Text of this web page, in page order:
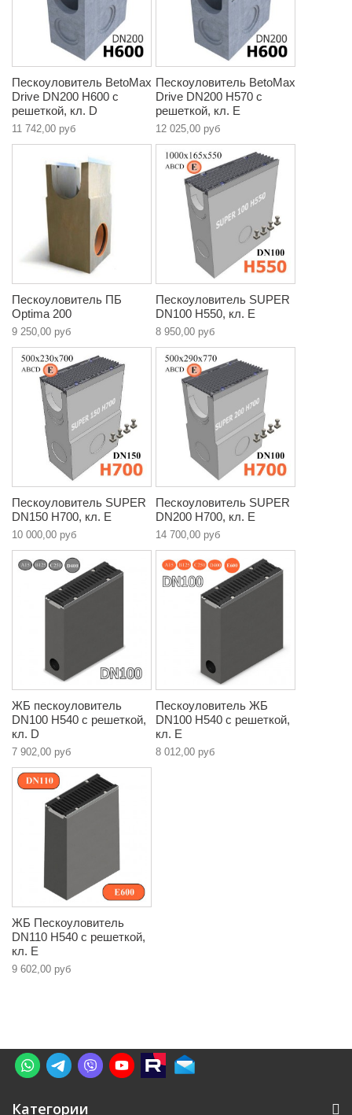
Пескоуловитель BetoMax
Drive DN200 H600 с
решеткой, кл. D
11 742,00 руб
Пескоуловитель BetoMax
Drive DN200 H570 с
решеткой, кл. E
12 025,00 руб
Пескоуловитель ПБ
Optima 200
9 250,00 руб
Пескоуловитель SUPER
DN100 H550, кл. E
8 950,00 руб
Пескоуловитель SUPER
DN150 H700, кл. E
10 000,00 руб
Пескоуловитель SUPER
DN200 H700, кл. E
14 700,00 руб
ЖБ пескоуловитель
DN100 H540 с решеткой,
кл. D
7 902,00 руб
Пескоуловитель ЖБ
DN100 H540 с решеткой,
кл. E
8 012,00 руб
ЖБ Пескоуловитель
DN110 H540 с решеткой,
кл. E
9 602,00 руб
Категории